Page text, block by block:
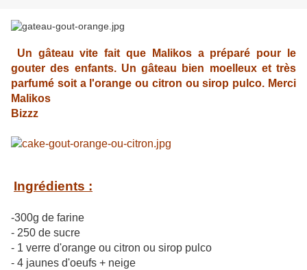
Un gâteau vite fait que Malikos a préparé pour le
gouter des enfants. Un gâteau bien moelleux et très
parfumé soit a l'orange ou citron ou sirop pulco. Merci
Malikos
Bizzz
Ingrédients :
-300g de farine
- 250 de sucre
- 1 verre d'orange ou citron ou sirop pulco
- 4 jaunes d'oeufs + neige